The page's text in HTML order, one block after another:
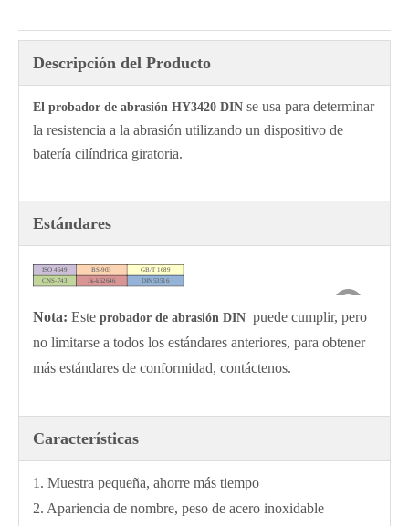
Descripción del Producto
El probador de abrasión HY3420 DIN se usa para determinar
la resistencia a la abrasión utilizando un dispositivo de
batería cilíndrica giratoria.
Estándares
ISO 4649 BS-903
GB/T 1689
CNS-743
Jis-k62646 DIN53516
Nota: Este probador de abrasión DIN puede cumplir, pero
no limitarse a todos los estándares anteriores, para obtener
más estándares de conformidad, contáctenos.
Características
1. Muestra pequeña, ahorre más tiempo
2. Apariencia de nombre, peso de acero inoxidable